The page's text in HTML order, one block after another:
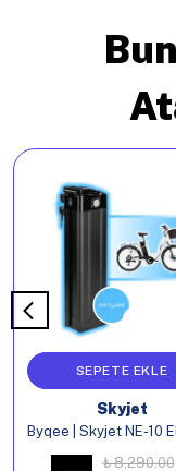
SEPETE EKLE
Skyjet
₺ 8,290.00